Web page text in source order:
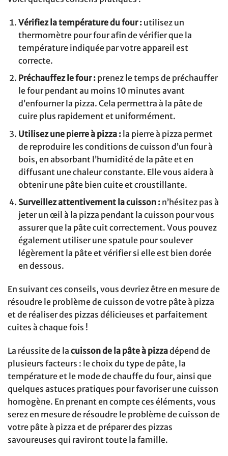
Vérifiez la température du four :utilisez un
thermomètre pour four afin de vérifier que la
température indiquée par votre appareil est
correcte.
Préchauffez le four :prenez le temps de préchauffer
le four pendant au moins 10 minutes avant
d’enfourner la pizza. Cela permettra à la pâte de
cuire plus rapidement et uniformément.
Utilisez une pierre à pizza :la pierre à pizza permet
de reproduire les conditions de cuisson d’un four à
bois, en absorbant l’humidité de la pâte et en
diffusant une chaleur constante. Elle vous aidera à
obtenir une pâte bien cuite et croustillante.
Surveillez attentivement la cuisson :n’hésitez pas à
jeter un œil à la pizza pendant la cuisson pour vous
assurer que la pâte cuit correctement. Vous pouvez
également utiliser une spatule pour soulever
légèrement la pâte et vérifier si elle est bien dorée
en dessous.
En suivant ces conseils, vous devriez être en mesure de
résoudre le problème de cuisson de votre pâte à pizza
et de réaliser des pizzas délicieuses et parfaitement
cuites à chaque fois !
La réussite de la cuisson de la pâte à pizzadépend de
plusieurs facteurs : le choix du type de pâte, la
température et le mode de chauffe du four, ainsi que
quelques astuces pratiques pour favoriser une cuisson
homogène. En prenant en compte ces éléments, vous
serez en mesure de résoudre le problème de cuisson de
votre pâte à pizza et de préparer des pizzas
savoureuses qui raviront toute la famille.